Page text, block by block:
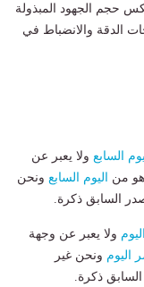
فرعية، بما يعكس حجم الجهود المبذولة
الدقة والانضباط في
السابع ولا يعبر عن
هو من اليوم السابع ونحن
السابق ذكرة.
ولا يعبر عن وجهة
اليوم ونحن غير
ذكرة.